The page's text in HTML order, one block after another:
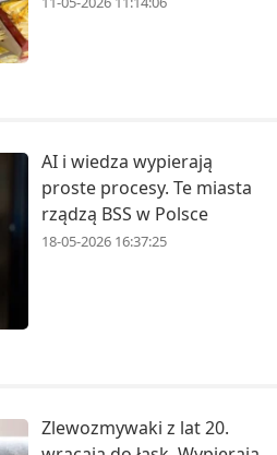
AI i wiedza wypierają
proste procesy. Te miasta
rządzą BSS w Polsce
18-05-2026 16:37:25
Zlewozmywaki z lat 20.